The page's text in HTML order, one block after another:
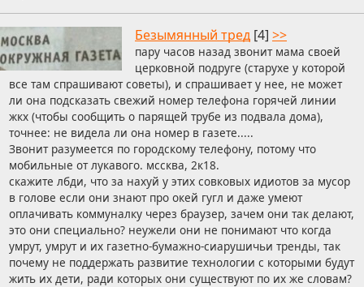
Безымянный тред [4] >>
пару часов назад звонит мама своей
церковной подруге (старухе у которой
все там спрашивают советы), и спрашивает у нее, не может
ли она подсказать свежий номер телефона горячей линии
жкх (чтобы сообщить о парящей трубе из подвала дома),
точнее: не видела ли она номер в газете.....
Звонит разумеется по городскому телефону, потому что
мобильные от лукавого. мссква, 2к18.
скажите лбди, что за нахуй у этих совковых идиотов за мусор
в голове если они знают про окей гугл и даже умеют
оплачивать коммуналку через браузер, зачем они так делают,
это они специально? неужели они не понимают что когда
умрут, умрут и их газетно-бумажно-сиарушичьи тренды, так
почему не поддержать развитие технологии с которыми будут
жить их дети, ради которых они существуют по их же словам?